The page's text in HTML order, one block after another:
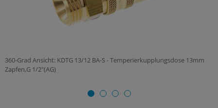
360-Grad Ansicht: KDTG 13/12 BA-S - Temperierkupplungsdose 13mm
Zapfen,G 1/2"(AG)